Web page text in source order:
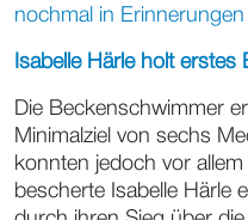
nochmal in
Isabelle Härle holt
Die Beckenschwimmer
Minimalziel von sechs
konnten jedoch vor
bescherte Isabelle Härle